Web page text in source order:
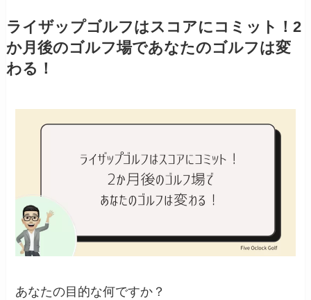
ライザップゴルフはスコアにコミット！2
か月後のゴルフ場であなたのゴルフは変
わる！
あなたの目的な何ですか？